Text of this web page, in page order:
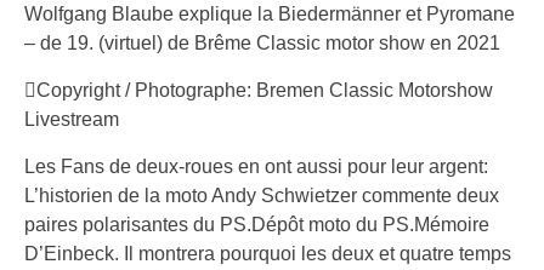
Wolfgang Blaube explique la Biedermänner et Pyromane
– de 19. (virtuel) de Brême Classic motor show en 2021
Copyright / Photographe: Bremen Classic Motorshow
Livestream
Les Fans de deux-roues en ont aussi pour leur argent:
L’historien de la moto Andy Schwietzer commente deux
paires polarisantes du PS.Dépôt moto du PS.Mémoire
D’Einbeck. Il montrera pourquoi les deux et quatre temps